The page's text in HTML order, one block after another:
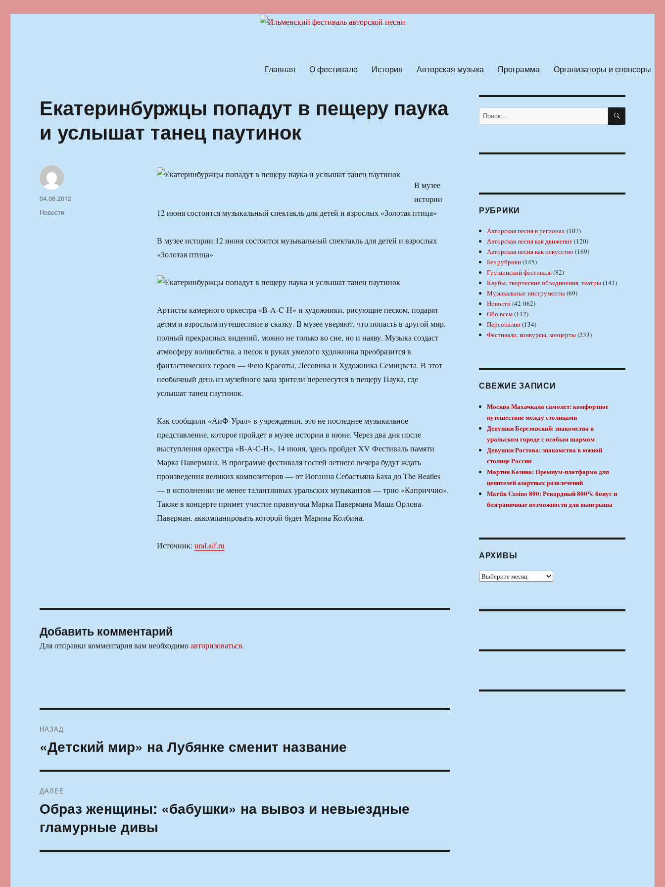
Главная О фестивале История Авторская музыка Программа Организаторы и спонсоры
Екатеринбуржцы попадут в пещеру паука
и услышат танец паутинок
В музее
истории
12 июня состоится музыкальный спектакль для детей и взрослых «Золотая птица»
В музее истории 12 июня состоится музыкальный спектакль для детей и взрослых
«Золотая птица»
Артисты камерного оркестра «B-A-C-H» и художники, рисующие песком, подарят
детям и взрослым путешествие в сказку. В музее уверяют, что попасть в другой мир,
полный прекрасных видений, можно не только во сне, но и наяву. Музыка создаст
атмосферу волшебства, а песок в руках умелого художника преобразится в
фантастических героев — Фею Красоты, Лесовика и Художника Семицвета. В этот
необычный день из музейного зала зрители перенесутся в пещеру Паука, где
услышат танец паутинок.
Как сообщили «АиФ-Урал» в учреждении, это не последнее музыкальное
представление, которое пройдет в музее истории в июне. Через два дня после
выступления оркестра «B-A-C-H», 14 июня, здесь пройдет XV Фестиваль памяти
Марка Павермана. В программе фестиваля гостей летнего вечера будут ждать
произведения великих композиторов — от Иоганна Себастьяна Баха до The Beatles
— в исполнении не менее талантливых уральских музыкантов — трио «Каприччио».
Также в концерте примет участие правнучка Марка Павермана Маша Орлова-
Паверман, аккомпанировать которой будет Марина Колбина.
Источник: ural.aif.ru
Автор
Опубликовано
04.06.2012
Рубрики
Новости
Добавить комментарий
Для отправки комментария вам необходимоавторизоваться.
по
НАЗАД
Предыдущая
запись:
«Детский мир» на Лубянке сменит название
ДАЛЕЕ
Следующая
запись:
Образ женщины: «бабушки» на вывоз и невыездные
гламурные дивы
Искать: ПОИСК
РУБРИКИ
Авторская песня в регионах(107)
Авторская песня как движение(120)
Авторская песня как искусство (169)
Без рубрики(145)
Грушинский фестиваль(82)
Клубы, творческие объединения, театры(141)
Музыкальные инструменты(69)
Новости(42 062)
Обо всем(112)
Персоналии(134)
Фестивали, конкурсы, концерты(233)
СВЕЖИЕ ЗАПИСИ
Москва Махачкала самолет: комфортное
путешествие между столицами
Девушки Березовский: знакомства в
уральском городе с особым шармом
Девушки Ростова: знакомства в южной
столице России
Мартин Казино: Премиум-платформа для
ценителей азартных развлечений
Martin Casino 800: Рекордный 800% бонус и
безграничные возможности для выигрыша
АРХИВЫ
Архивы